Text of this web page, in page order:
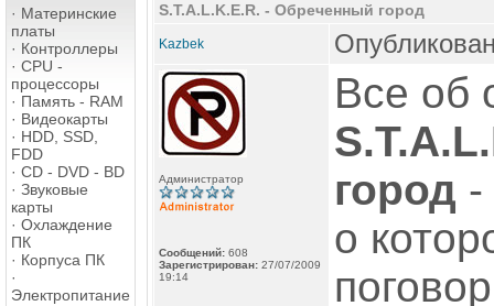
· Материнские
платы
· Контроллеры
· CPU -
процессоры
· Память - RAM
· Видеокарты
· HDD, SSD,
FDD
· CD - DVD - BD
· Звуковые
карты
· Охлаждение
ПК
· Корпуса ПК
·
Электропитание
S.T.A.L.K.E.R. - Обреченный город
Kazbek
Администратор
Сообщений: 608
Зарегистрирован: 27/07/2009
19:14
Все об
город -
о